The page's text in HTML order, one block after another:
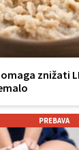
znižati
PREBAVA